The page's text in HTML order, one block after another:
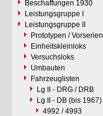
Beschaffungen 1930
Leistungsgruppe I
Leistungsgruppe II
Prototypen / Vorserien
Einheitskleinloks
Versuchsloks
Umbauten
Fahrzeuglisten
Lg II - DRG / DRB
Lg II - DB (bis 1967)
4992 / 4993